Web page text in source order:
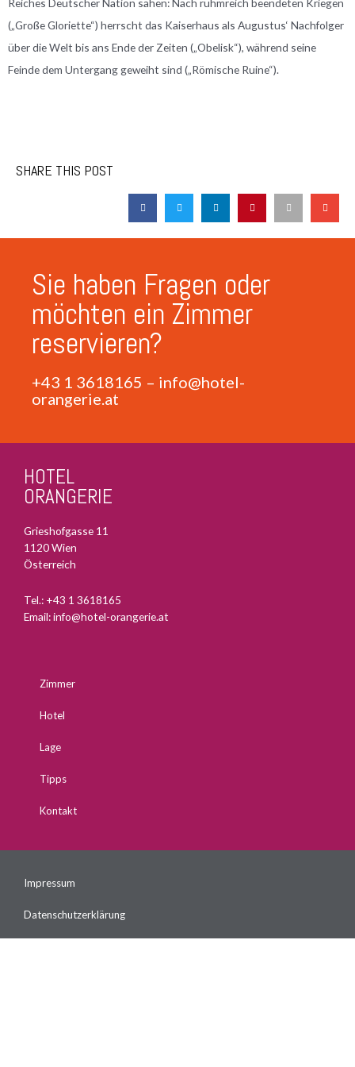
(„Große Gloriette“) herrscht das Kaiserhaus als Augustus‘ Nachfolger
über die Welt bis ans Ende der Zeiten („Obelisk“), während seine
Feinde dem Untergang geweiht sind („Römische Ruine“).
SHARE THIS POST
Sie haben Fragen oder
möchten ein Zimmer
reservieren?
+43 1 3618165 – info@hotel-
orangerie.at
HOTEL
ORANGERIE
Grieshofgasse 11
1120 Wien
Österreich
Tel.: +43 1 3618165
Email:info@hotel-orangerie.at
Zimmer
Hotel
Lage
Tipps
Kontakt
Impressum
Datenschutzerklärung